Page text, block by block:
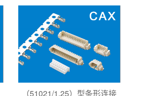
（51021/1.25）型条形连接